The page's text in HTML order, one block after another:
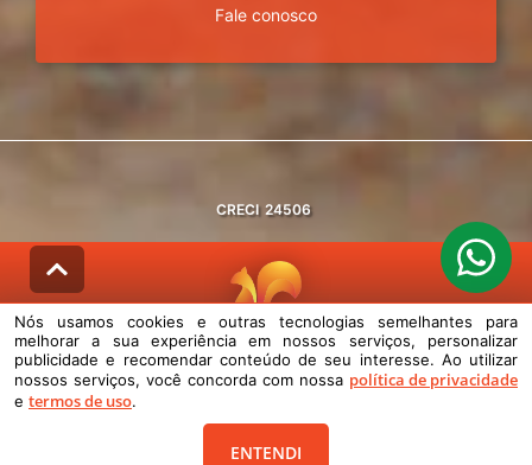
Fale conosco
CRECI 24506
© DESENVOLVIDO PELAAGIL.NET
Nós usamos cookies e outras tecnologias semelhantes para melhorar a
sua experiência em nossos serviços, personalizar publicidade e
Nós usamos cookies e outras tecnologias semelhantes para
melhorar a sua experiência em nossos serviços, personalizar
publicidade e recomendar conteúdo de seu interesse. Ao utilizar
nossos serviços, você concorda com nossa política de privacidade
e termos de uso.
ENTENDI